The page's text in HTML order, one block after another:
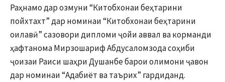
Раҳнамо дар озмуни “Китобхонаи беҳтарини
пойхтахт” дар номинаи “Китобхонаи беҳтарини
оилавӣ” сазовори дипломи ҷойи аввал ва корманди
ҳафтанома Мирзошариф Абдусаломзода соҳиби
ҷоизаи Раиси шаҳри Душанбе барои олимони ҷавон
дар номинаи “Адабиёт ва таърих” гардиданд.